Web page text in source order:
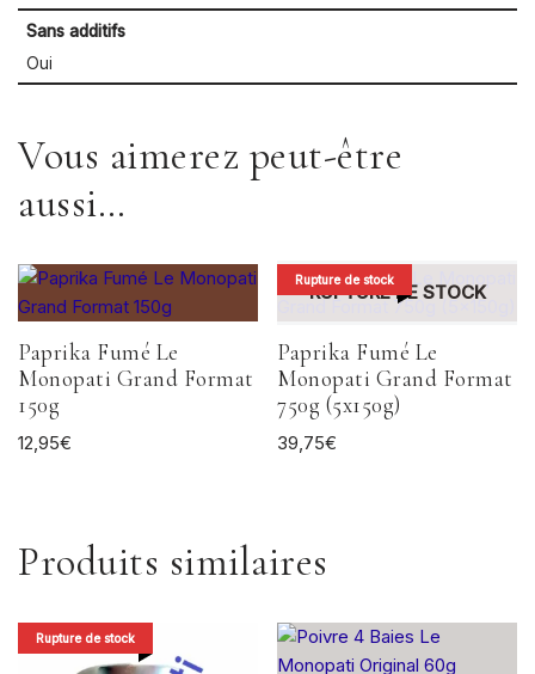
Sans additifs
Oui
Vous aimerez peut-être
aussi…
Paprika Fumé Le
Monopati Grand Format
150g
12,95€
Rupture de stock
RUPTURE DE STOCK
Paprika Fumé Le
Monopati Grand Format
750g (5x150g)
39,75€
Produits similaires
Rupture de stock